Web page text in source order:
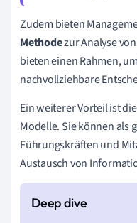
Zudem bieten
Methodezur Analyse
bieten einen Rahmen,
nachvollziehbare
Ein weiterer Vorteil ist die
Modelle. Sie können als
Führungskräften und
Austausch von